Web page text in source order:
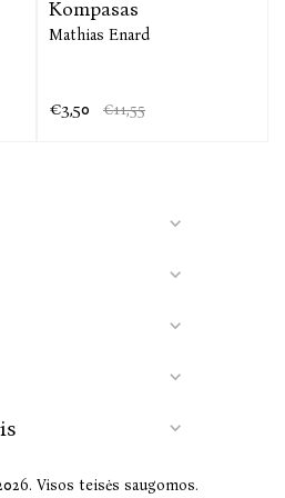
kultūros taryba
Kompasas
Mathias Enard
€3,50 €11,55
Visos teisės saugomos.